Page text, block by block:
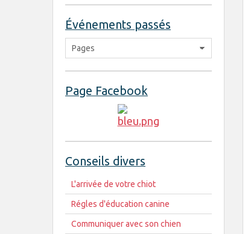
Événements passés
Page Facebook
Conseils divers
L'arrivée de votre chiot
Régles d'éducation canine
Communiquer avec son chien